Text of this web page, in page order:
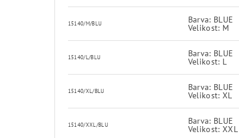
15140/M/BLU Barva: BLUE
Velikost: M
15140/L/BLU Barva: BLUE
Velikost: L
15140/XL/BLU Barva: BLUE
Velikost: XL
15140/XXL/BLU Barva: BLUE
Velikost: XXL